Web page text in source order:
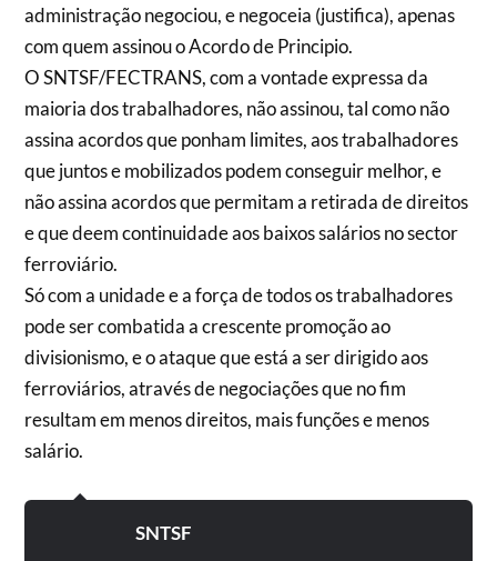
administração negociou, e negoceia (justifica), apenas
com quem assinou o Acordo de Principio.
O SNTSF/FECTRANS, com a vontade expressa da
maioria dos trabalhadores, não assinou, tal como não
assina acordos que ponham limites, aos trabalhadores
que juntos e mobilizados podem conseguir melhor, e
não assina acordos que permitam a retirada de direitos
e que deem continuidade aos baixos salários no sector
ferroviário.
Só com a unidade e a força de todos os trabalhadores
pode ser combatida a crescente promoção ao
divisionismo, e o ataque que está a ser dirigido aos
ferroviários, através de negociações que no fim
resultam em menos direitos, mais funções e menos
salário.
SNTSF